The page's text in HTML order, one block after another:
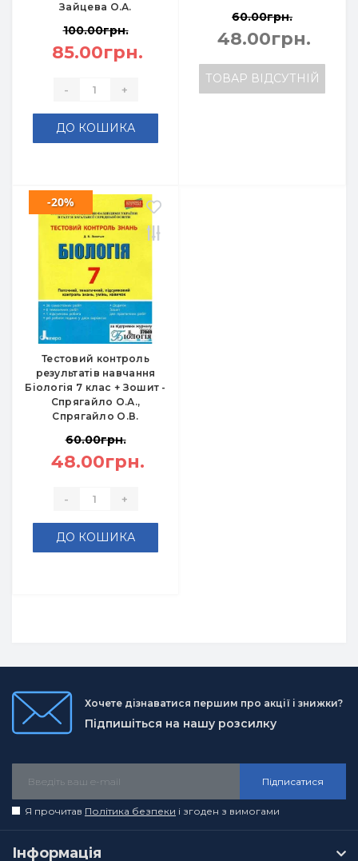
Зайцева О.А.
100.00грн.
85.00грн.
- +
ДО КОШИКА
60.00грн.
48.00грн.
ТОВАР ВІДСУТНІЙ
Тестовий контроль
результатів навчання
Біологія 7 клас + Зошит -
Спрягайло О.А.,
Спрягайло О.В.
-20%
60.00грн.
48.00грн.
- +
ДО КОШИКА
Хочете дізнаватися першим про акції і знижки?
Підпишіться на нашу розсилку
Підписатися
Я прочитав Політика безпеки і згоден з вимогами
Інформація